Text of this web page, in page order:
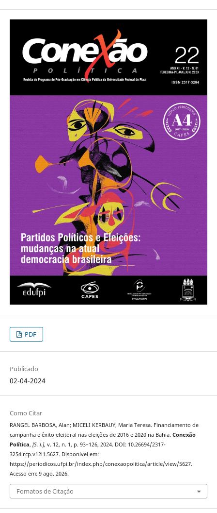
PDF
Publicado
02-04-2024
Como Citar
RANGEL BARBOSA, Alan; MICELI KERBAUY, Maria Teresa. Financiamento de
campanha e êxito eleitoral nas eleições de 2016 e 2020 na Bahia. Conexão
Política, [S. l.], v. 12, n. 1, p. 93–126, 2024. DOI: 10.26694/2317-
3254.rcp.v12i1.5627. Disponível em:
https://periodicos.ufpi.br/index.php/conexaopolitica/article/view/5627.
Acesso em: 9 ago. 2026.
Fomatos de Citação